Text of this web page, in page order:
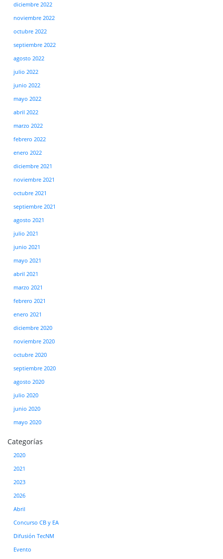
diciembre 2022
noviembre 2022
octubre 2022
septiembre 2022
agosto 2022
julio 2022
junio 2022
mayo 2022
abril 2022
marzo 2022
febrero 2022
enero 2022
diciembre 2021
noviembre 2021
octubre 2021
septiembre 2021
agosto 2021
julio 2021
junio 2021
mayo 2021
abril 2021
marzo 2021
febrero 2021
enero 2021
diciembre 2020
noviembre 2020
octubre 2020
septiembre 2020
agosto 2020
julio 2020
junio 2020
mayo 2020
Categorías
2020
2021
2023
2026
Abril
Concurso CB y EA
Difusión TecNM
Evento